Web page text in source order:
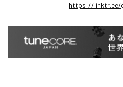
https://linktr.ee/